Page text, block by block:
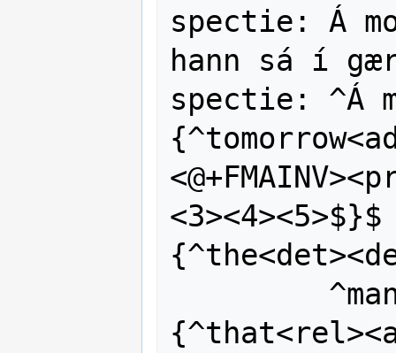
spectie: Á
hann sá í
spectie: ^Á
<3><4><5>$}$